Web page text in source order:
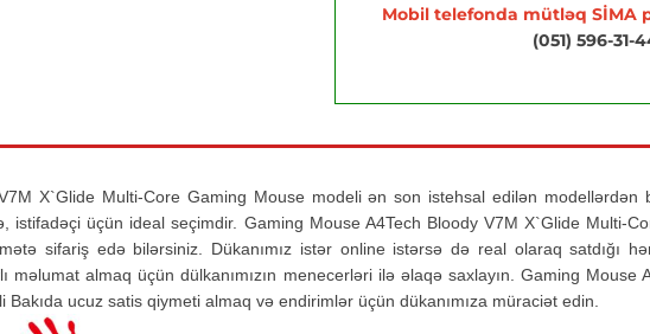
Mobil telefonda mütləq SİMA
(051) 596-31-
X`Glide Multi-Core Gaming Mouse modeli ən son istehsal edilən modellərdən
istifadəçi üçün ideal seçimdir. Gaming Mouse A4Tech Bloody V7M X`Glide Multi-
sifariş edə bilərsiniz. Dükanımız istər online istərsə də real olaraq satdığı
məlumat almaq üçün dülkanımızın menecerləri ilə əlaqə saxlayın. Gaming Mouse
ucuz satis qiymeti almaq və endirimlər üçün dükanımıza müraciət edin.